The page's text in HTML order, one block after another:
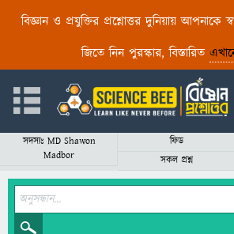
বিজ্ঞান ও প্রযুক্তির প্রশ্নোত্তর দুনিয়ায় আপনাকে
জিতে নিন পুরস্কার, বিস্তারিত
সদস্যঃ MD Shawon
Madbor
ফিড
সকল প্রশ্ন